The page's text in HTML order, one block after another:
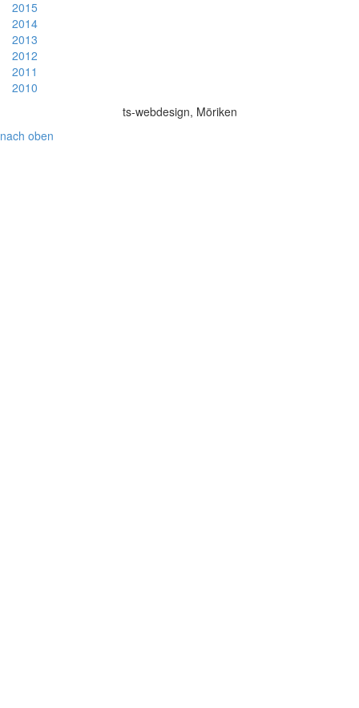
2015
2014
2013
2012
2011
2010
ts-webdesign, Möriken
nach oben